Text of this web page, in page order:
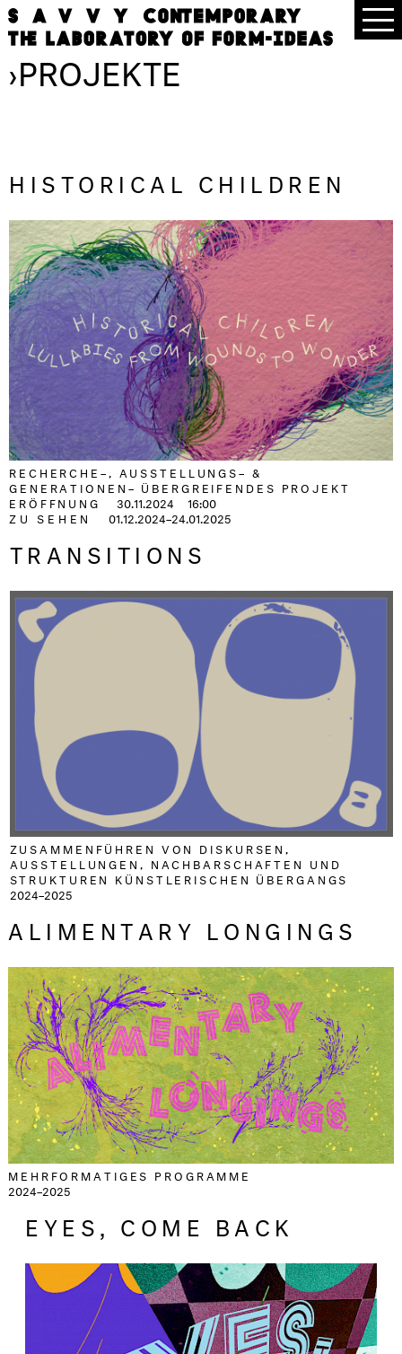
›PROJEKTE
HISTORICAL CHILDREN
RECHERCHE–, AUSSTELLUNGS– &
GENERATIONEN– ÜBERGREIFENDES PROJEKT
ERÖFFNUNG
30.11.2024
16:00
ZU SEHEN
01.12.2024–24.01.2025
TRANSITIONS
ZUSAMMENFÜHREN VON DISKURSEN,
AUSSTELLUNGEN, NACHBARSCHAFTEN UND
STRUKTUREN KÜNSTLERISCHEN ÜBERGANGS
2024–2025
ALIMENTARY LONGINGS
MEHRFORMATIGES PROGRAMME
2024–2025
EYES, COME BACK